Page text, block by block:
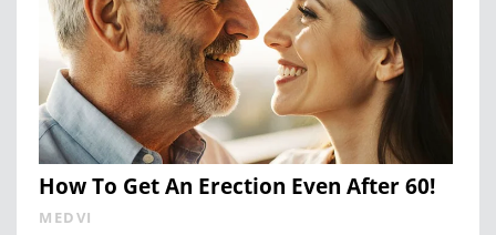
How To Get An Erection Even After 60!
MEDVI